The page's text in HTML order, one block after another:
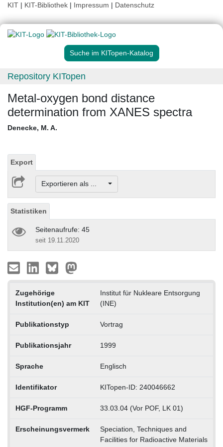
KIT | KIT-Bibliothek | Impressum | Datenschutz
Suche im KITopen-Katalog
Repository KITopen
Metal-oxygen bond distance
determination from XANES spectra
Denecke, M. A.
Export
Exportieren als ...
Statistiken
Seitenaufrufe: 45
seit 19.11.2020
Zugehörige
Institution(en) am KIT
Institut für Nukleare Entsorgung
(INE)
Publikationstyp Vortrag
Publikationsjahr 1999
Sprache Englisch
Identifikator KITopen-ID: 240046662
HGF-Programm 33.03.04 (Vor POF, LK 01)
Erscheinungsvermerk
Speciation, Techniques and
Facilities for Radioactive Materials